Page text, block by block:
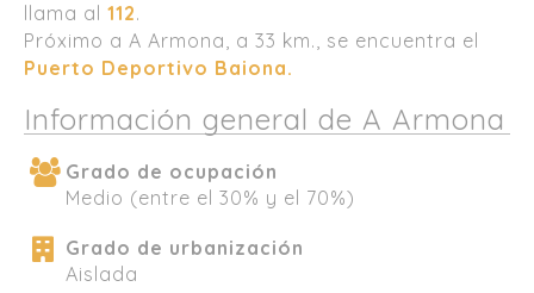
llama al 112.
Próximo a A Armona, a 33 km., se encuentra el
Puerto Deportivo Baiona.
Información general de A Armona
Grado de ocupación
Medio (entre el 30% y el 70%)
Grado de urbanización
Aislada